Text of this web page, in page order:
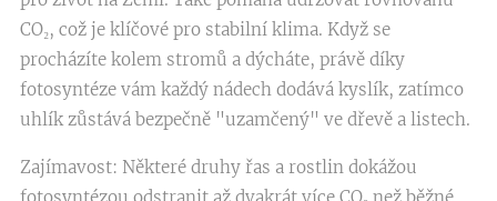
CO₂, což je klíčové pro stabilní klima. Když se
procházíte kolem stromů a dýcháte, právě díky
fotosyntéze vám každý nádech dodává kyslík, zatímco
uhlík zůstává bezpečně "uzamčený" ve dřevě a listech.
Zajímavost: Některé druhy řas a rostlin dokážou